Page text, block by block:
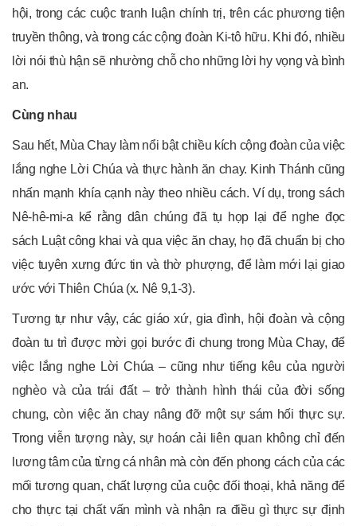
hội, trong các cuộc tranh luận chính trị, trên các phương tiện
truyền thông, và trong các cộng đoàn Ki-tô hữu. Khi đó, nhiều
lời nói thù hận sẽ nhường chỗ cho những lời hy vọng và bình
an.
Cùng nhau
Sau hết, Mùa Chay làm nổi bật chiều kích cộng đoàn của việc
lắng nghe Lời Chúa và thực hành ăn chay. Kinh Thánh cũng
nhấn mạnh khía cạnh này theo nhiều cách. Ví dụ, trong sách
Nê-hê-mi-a kể rằng dân chúng đã tụ họp lại để nghe đọc
sách Luật công khai và qua việc ăn chay, họ đã chuẩn bị cho
việc tuyên xưng đức tin và thờ phượng, để làm mới lại giao
ước với Thiên Chúa (x. Nê 9,1-3).
Tương tự như vậy, các giáo xứ, gia đình, hội đoàn và cộng
đoàn tu trì được mời gọi bước đi chung trong Mùa Chay, để
việc lắng nghe Lời Chúa – cũng như tiếng kêu của người
nghèo và của trái đất – trở thành hình thái của đời sống
chung, còn việc ăn chay nâng đỡ một sự sám hối thực sự.
Trong viễn tượng này, sự hoán cải liên quan không chỉ đến
lương tâm của từng cá nhân mà còn đến phong cách của các
mối tương quan, chất lượng của cuộc đối thoại, khả năng để
cho thực tại chất vấn mình và nhận ra điều gì thực sự định